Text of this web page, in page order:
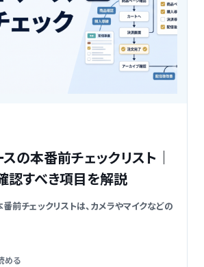
の本番前チェックリスト｜
認すべき項目を解説
前チェックリストは、カメラやマイクなどの
める